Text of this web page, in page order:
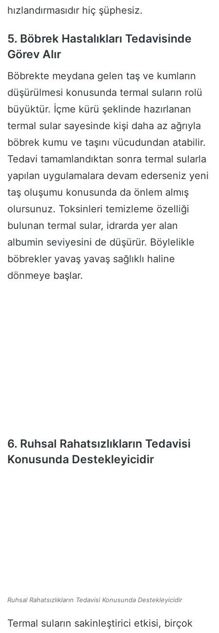
hızlandırmasıdır hiç şüphesiz.
5. Böbrek Hastalıkları Tedavisinde
Görev Alır
Böbrekte meydana gelen taş ve kumların
düşürülmesi konusunda termal suların rolü
büyüktür. İçme kürü şeklinde hazırlanan
termal sular sayesinde kişi daha az ağrıyla
böbrek kumu ve taşını vücudundan atabilir.
Tedavi tamamlandıktan sonra termal sularla
yapılan uygulamalara devam ederseniz yeni
taş oluşumu konusunda da önlem almış
olursunuz. Toksinleri temizleme özelliği
bulunan termal sular, idrarda yer alan
albumin seviyesini de düşürür. Böylelikle
böbrekler yavaş yavaş sağlıklı haline
dönmeye başlar.
6. Ruhsal Rahatsızlıkların Tedavisi
Konusunda Destekleyicidir
Ruhsal Rahatsızlıkların Tedavisi Konusunda Destekleyicidir
Termal suların sakinleştirici etkisi, birçok